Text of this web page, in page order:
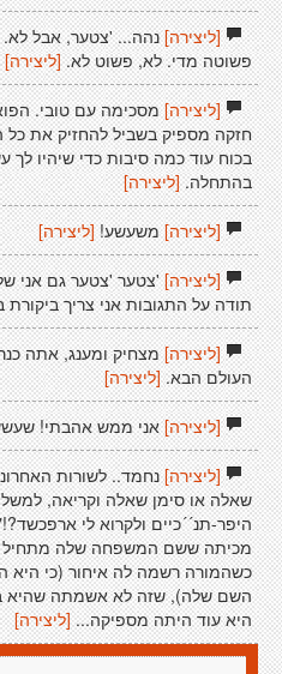
[ליצירה]נהה... 'צטער, אבל לא.
פשוטה מדי. לא, פשוט לא. [ליצירה]
[ליצירה]מסכימה עם טובי.
חזקה מספיק בשביל להחזיק את
בכוח עוד כמה סיבות כדי שיהיו
בהתחלה. [ליצירה]
[ליצירה]משעשע! [ליצירה]
[ליצירה]'צטער 'צטער גם אני
תודה על התגובות אני צריך ביקורת
[ליצירה]מצחיק ומענג, אתה
העולם הבא. [ליצירה]
[ליצירה]אני ממש אהבתי!
[ליצירה]נחמד.. לשורות
שאלה או סימן שאלה וקריאה,
היפר-תנ´´כיים ולקרוא לי
מכיתה ששם המשפחה שלה מתחיל
כשהמורה רשמה לה איחור (כי היא
השם שלה), שזה לא אשמתה שהיא
היא עוד היתה מספיקה...[ליצירה]